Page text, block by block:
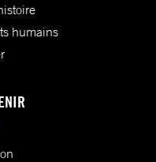
humains